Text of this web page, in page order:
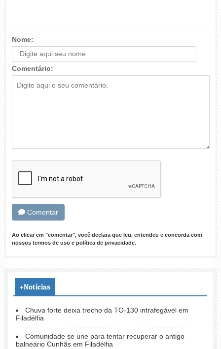
Nome:
Comentário:
Comentar
Ao clicar em "comentar", você declara que leu, entendeu e concorda com
nossos termos de usoe política de privacidade.
+Notícias
Chuva forte deixa trecho da TO-130 intrafegável em
Filadélfia
Comunidade se une para tentar recuperar o antigo
balneário Cunhãs em Filadélfia